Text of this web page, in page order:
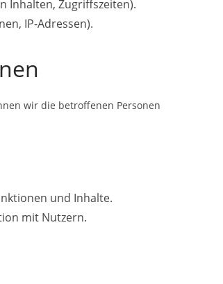
Inhalten, Zugriffszeiten).
IP-Adressen).
wir die betroffenen Personen
und Inhalte.
mit Nutzern.